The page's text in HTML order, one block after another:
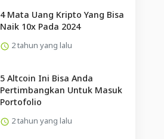
4 Mata Uang Kripto Yang Bisa
Naik 10x Pada 2024
2 tahun yang lalu
5 Altcoin Ini Bisa Anda
Pertimbangkan Untuk Masuk
Portofolio
2 tahun yang lalu